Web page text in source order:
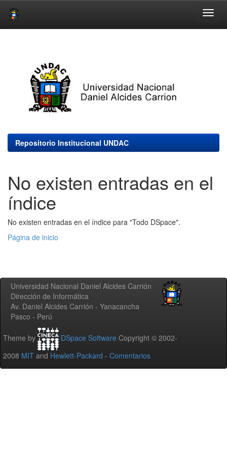
Repositorio Institucional UNDAC
No existen entradas en el
índice
No existen entradas en el índice para "Todo DSpace".
Página de inicio
Universidad Nacional Daniel Alcides Carrión
Dirección de Informática
Av. Daniel Alcides Carrión - Yanacancha
Pasco - Perú
Theme by DSpace Software Copyright © 2002-
2008 MIT and Hewlett-Packard - Comentarios